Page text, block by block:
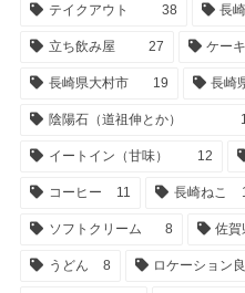
テイクアウト 38 長
立ち飲み屋 27 ケーキ
長崎県大村市 19 長崎
陰陽石（道祖伸とか）
イートイン（甘味） 12
コーヒー 11 長崎ねこ
ソフトクリーム 8 佐賀
うどん 8 ロケーション良